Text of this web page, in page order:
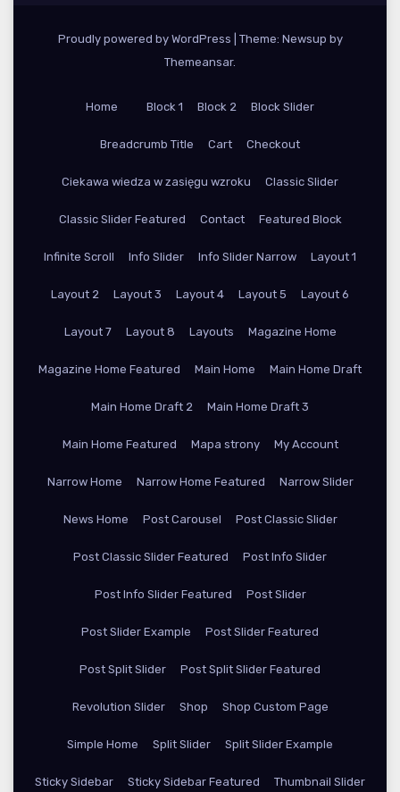
Proudly powered by WordPress
Theme: Newsup by
Themeansar.
Home Block 1 Block 2 Block Slider
Breadcrumb Title Cart Checkout
Ciekawa wiedza w zasięgu wzroku Classic Slider
Classic Slider Featured Contact Featured Block
Infinite Scroll Info Slider Info Slider Narrow Layout 1
Layout 2 Layout 3 Layout 4 Layout 5 Layout 6
Layout 7 Layout 8 Layouts Magazine Home
Magazine Home Featured Main Home Main Home Draft
Main Home Draft 2 Main Home Draft 3
Main Home Featured Mapa strony My Account
Narrow Home Narrow Home Featured Narrow Slider
News Home Post Carousel Post Classic Slider
Post Classic Slider Featured Post Info Slider
Post Info Slider Featured Post Slider
Post Slider Example Post Slider Featured
Post Split Slider Post Split Slider Featured
Revolution Slider Shop Shop Custom Page
Simple Home Split Slider Split Slider Example
Sticky Sidebar Sticky Sidebar Featured Thumbnail Slider